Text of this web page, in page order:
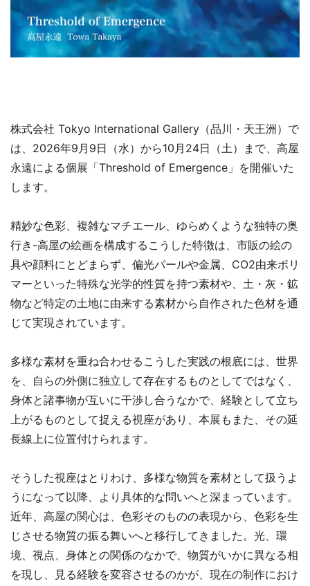
株式会社 Tokyo International Gallery（品川・天王洲）で
は、2026年9月9日（水）から10月24日（土）まで、高屋
永遠による個展「Threshold of Emergence」を開催いた
します。
精妙な色彩、複雑なマチエール、ゆらめくような独特の奥
行き-高屋の絵画を構成するこうした特徴は、市販の絵の
具や顔料にとどまらず、偏光パールや金属、CO2由来ポリ
マーといった特殊な光学的性質を持つ素材や、土・灰・鉱
物など特定の土地に由来する素材から自作された色材を通
じて実現されています。
多様な素材を重ね合わせるこうした実践の根底には、世界
を、自らの外側に独立して存在するものとしてではなく、
身体と諸事物が互いに干渉し合うなかで、経験として立ち
上がるものとして捉える視座があり、本展もまた、その延
長線上に位置付けられます。
そうした視座はとりわけ、多様な物質を素材として扱うよ
うになって以降、より具体的な問いへと深まっています。
近年、高屋の関心は、色彩そのものの表現から、色彩を生
じさせる物質の振る舞いへと移行してきました。光、環
境、視点、身体との関係のなかで、物質がいかに異なる相
を現し、見る経験を変容させるのかが、現在の制作におけ